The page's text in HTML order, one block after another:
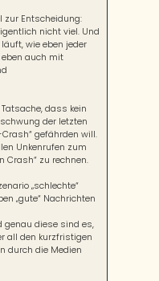
zur Entscheidung:
nicht viel. Und
wie eben jeder
eben auch mit
dass kein
der letzten
gefährden will.
Unkenrufen zum
Crash“ zu rechnen.
„schlechte“
„gute“ Nachrichten
diese sind es,
all den kurzfristigen
durch die Medien